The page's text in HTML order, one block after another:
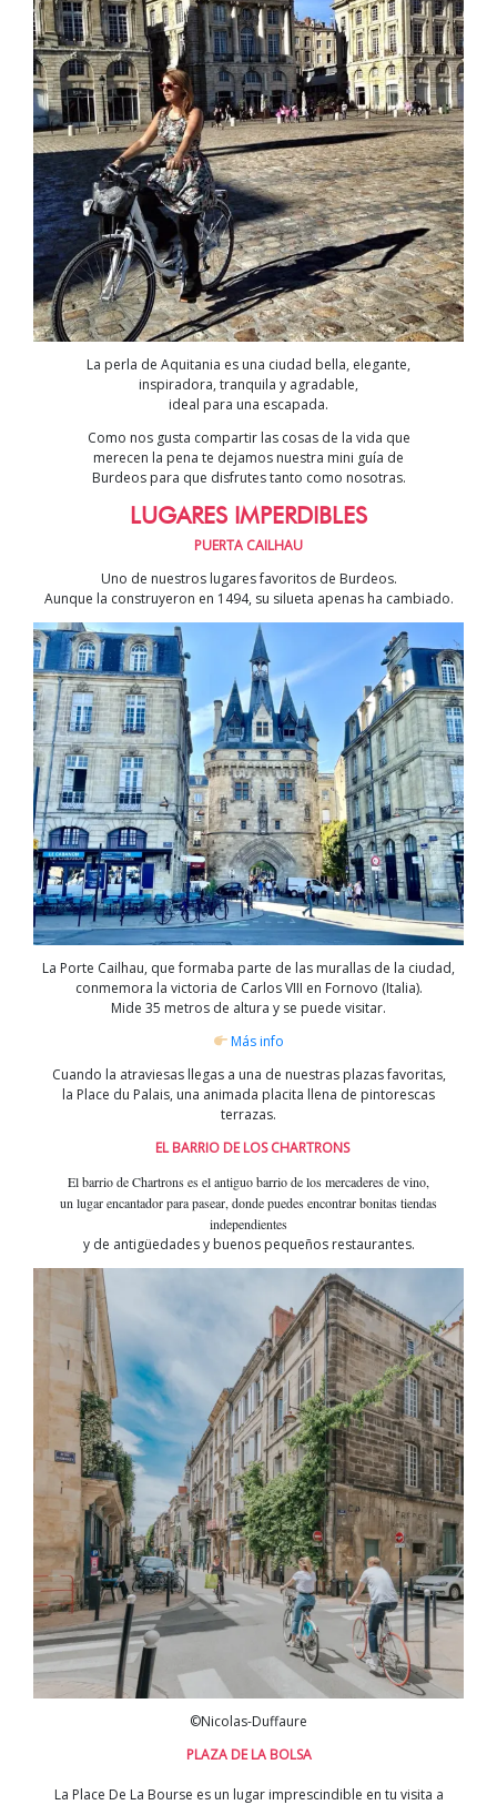
La perla de Aquitania es una ciudad bella, elegante,
inspiradora, tranquila y agradable,
ideal para una escapada.
Como nos gusta compartir las cosas de la vida que
merecen la pena te dejamos nuestra mini guía de
Burdeos para que disfrutes tanto como nosotras.
LUGARES IMPERDIBLES
PUERTA CAILHAU
Uno de nuestros lugares favoritos de Burdeos.
Aunque la construyeron en 1494, su silueta apenas ha cambiado.
La Porte Cailhau, que formaba parte de las murallas de la ciudad,
conmemora la victoria de Carlos VIII en Fornovo (Italia).
Mide 35 metros de altura y se puede visitar.
Más info
Cuando la atraviesas llegas a una de nuestras plazas favoritas,
la Place du Palais, una animada placita llena de pintorescas
terrazas.
EL BARRIO DE LOS CHARTRONS
El barrio de Chartrons es el antiguo barrio de los mercaderes de vino,
un lugar encantador para pasear, donde puedes encontrar bonitas tiendas
independientes
y de antigüedades y buenos pequeños restaurantes.
©Nicolas-Duffaure
PLAZA DE LA BOLSA
La Place De La Bourse es un lugar imprescindible en tu visita a